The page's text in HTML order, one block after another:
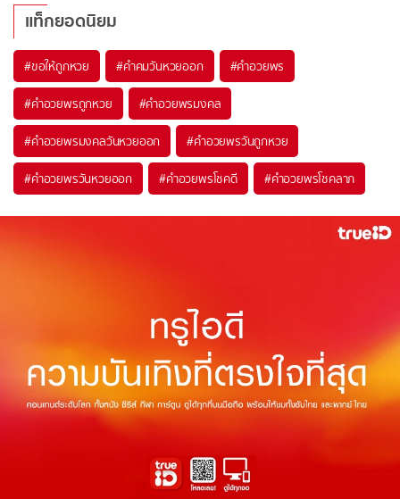
แท็กยอดนิยม
#ขอให้ถูกหวย #คำคมวันหวยออก #คำอวยพร
#คำอวยพรถูกหวย #คำอวยพรมงคล
#คำอวยพรมงคลวันหวยออก #คำอวยพรวันถูกหวย
#คำอวยพรวันหวยออก #คำอวยพรโชคดี #คำอวยพรโชคลาภ